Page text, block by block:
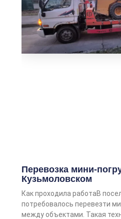
Перевозка мини-
Кузьмоловском
Как проходила работаВ
потребовалось перевезти
между объектами. Такая